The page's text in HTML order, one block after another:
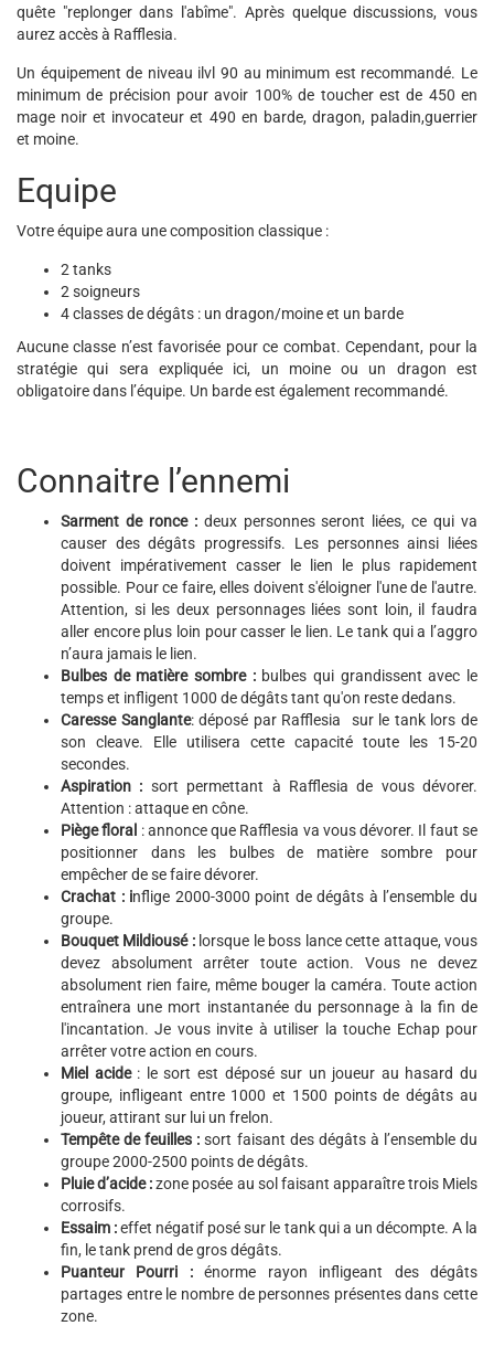
quête "replonger dans l'abîme". Après quelque discussions, vous
aurez accès à Rafflesia.
Un équipement de niveau ilvl 90 au minimum est recommandé. Le
minimum de précision pour avoir 100% de toucher est de 450 en
mage noir et invocateur et 490 en barde, dragon, paladin,guerrier
et moine.
Equipe
Votre équipe aura une composition classique :
2 tanks
2 soigneurs
4 classes de dégâts : un dragon/moine et un barde
Aucune classe n’est favorisée pour ce combat. Cependant, pour la
stratégie qui sera expliquée ici, un moine ou un dragon est
obligatoire dans l’équipe. Un barde est également recommandé.
Connaitre l’ennemi
Sarment de ronce :deux personnes seront liées, ce qui va
causer des dégâts progressifs. Les personnes ainsi liées
doivent impérativement casser le lien le plus rapidement
possible. Pour ce faire, elles doivent s'éloigner l'une de l'autre.
Attention, si les deux personnages liées sont loin, il faudra
aller encore plus loin pour casser le lien. Le tank qui a l’aggro
n’aura jamais le lien.
Bulbes de matière sombre :bulbes qui grandissent avec le
temps et infligent 1000 de dégâts tant qu'on reste dedans.
Caresse Sanglante: déposé par Rafflesia sur le tank lors de
son cleave. Elle utilisera cette capacité toute les 15-20
secondes.
Aspiration : sort permettant à Rafflesia de vous dévorer.
Attention : attaque en cône.
Piège floral : annonce que Rafflesia va vous dévorer. Il faut se
positionner dans les bulbes de matière sombre pour
empêcher de se faire dévorer.
Crachat : inflige 2000-3000 point de dégâts à l’ensemble du
groupe.
Bouquet Mildiousé :lorsque le boss lance cette attaque, vous
devez absolument arrêter toute action. Vous ne devez
absolument rien faire, même bouger la caméra. Toute action
entraînera une mort instantanée du personnage à la fin de
l'incantation. Je vous invite à utiliser la touche Echap pour
arrêter votre action en cours.
Miel acide : le sort est déposé sur un joueur au hasard du
groupe, infligeant entre 1000 et 1500 points de dégâts au
joueur, attirant sur lui un frelon.
Tempête de feuilles :sort faisant des dégâts à l’ensemble du
groupe 2000-2500 points de dégâts.
Pluie d’acide :zone posée au sol faisant apparaître trois Miels
corrosifs.
Essaim :effet négatif posé sur le tank qui a un décompte. A la
fin, le tank prend de gros dégâts.
Puanteur Pourri :énorme rayon infligeant des dégâts
partages entre le nombre de personnes présentes dans cette
zone.